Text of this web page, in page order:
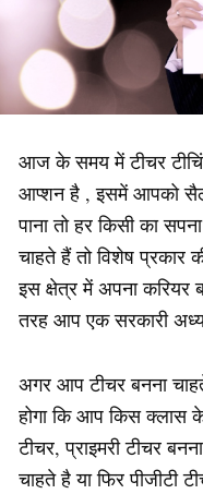
आज के समय में टीचर
आप्शन है , इसमें आपको
पाना तो हर किसी का
चाहते हैं तो विशेष प्रकार
इस क्षेत्र में अपना
तरह आप एक सरकारी
अगर आप टीचर बनना
होगा कि आप किस क्लास के
टीचर, प्राइमरी टीचर
चाहते है या फिर पीजीटी